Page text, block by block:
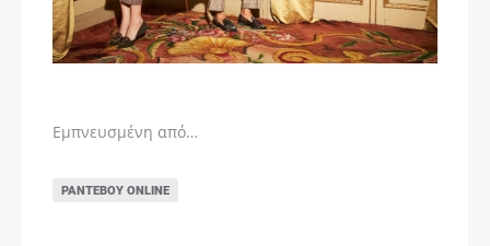
Εμπνευσμένη από…
ΡΑΝΤΕΒΟΎ ONLINE